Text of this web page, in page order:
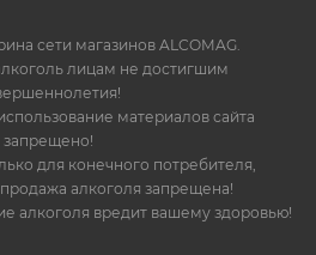
сети магазинов ALCOMAG.
лицам не достигшим
материалов сайта
запрещено!
для конечного потребителя,
алкоголя запрещена!
алкоголя вредит вашему здоровью!